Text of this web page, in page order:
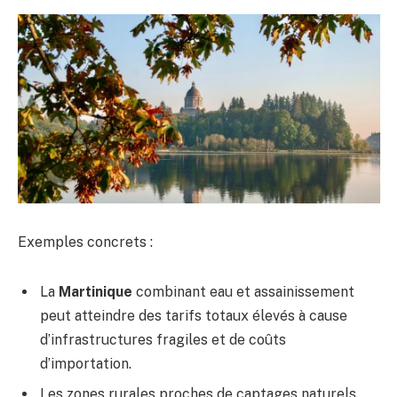
Exemples concrets :
La Martinique combinant eau et assainissement
peut atteindre des tarifs totaux élevés à cause
d’infrastructures fragiles et de coûts
d’importation.